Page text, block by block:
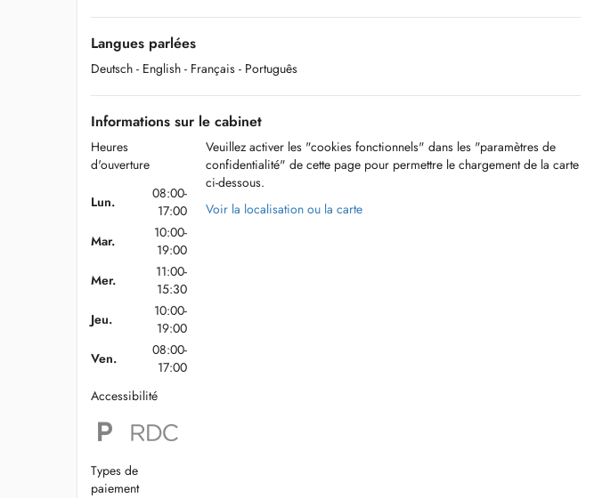
Langues parlées
Deutsch - English - Français - Português
Informations sur le cabinet
Heures
d'ouverture
Lun.
08:00-
17:00
Mar.
10:00-
19:00
Mer.
11:00-
15:30
Jeu.
10:00-
19:00
Ven.
08:00-
17:00
Accessibilité
Types de
paiement
Veuillez activer les "cookies fonctionnels" dans les "paramètres de
confidentialité" de cette page pour permettre le chargement de la carte
ci-dessous.
Voir la localisation ou la carte